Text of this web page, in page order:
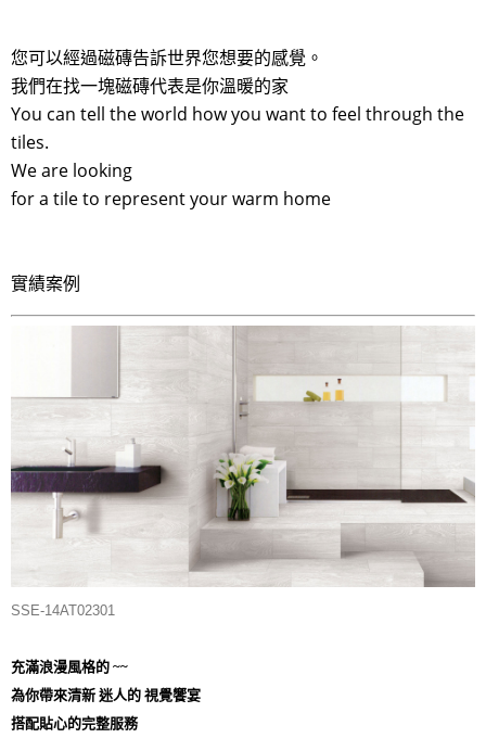
您可以經過磁磚告訴世界您想要的感覺。
我們在找一塊磁磚代表是你溫暖的家
You can tell the world how you want to feel through the
tiles.
We are looking
for a tile to represent your warm home
實績案例
SSE-14AT02301
充滿浪漫風格的 ~~
為你帶來清新 迷人的 視覺饗宴
搭配貼心的完整服務